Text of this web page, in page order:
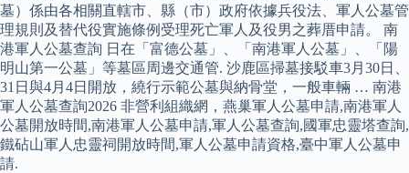
墓）係由各相關直轄市、縣（市）政府依據兵役法、軍人公墓管
理規則及替代役實施條例受理死亡軍人及役男之葬厝申請。 南
港軍人公墓查詢 日在「富德公墓」、「南港軍人公墓」、「陽
明山第一公墓」等墓區周邊交通管. 沙鹿區掃墓接駁車3月30日、
31日與4月4日開放，繞行示範公墓與納骨堂，一般車輛 … 南港
軍人公墓查詢2026 非營利組織網，燕巢軍人公墓申請,南港軍人
公墓開放時間,南港軍人公墓申請,軍人公墓查詢,國軍忠靈塔查詢,
鐵砧山軍人忠靈祠開放時間,軍人公墓申請資格,臺中軍人公墓申
請.